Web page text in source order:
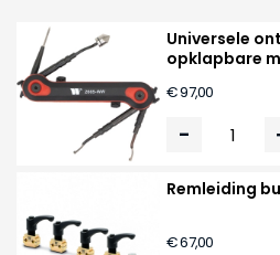
Universele
opklapbare
€ 97,00
-
Remleiding
€ 67,00